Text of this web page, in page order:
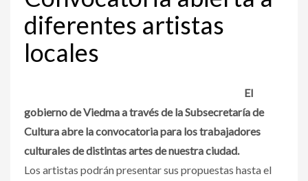
diferentes artistas
locales
El
gobierno de Viedma a través de la Subsecretaría de
Cultura abre la convocatoria para los trabajadores
culturales de distintas artes de nuestra ciudad.
Los artistas podrán presentar sus propuestas hasta el